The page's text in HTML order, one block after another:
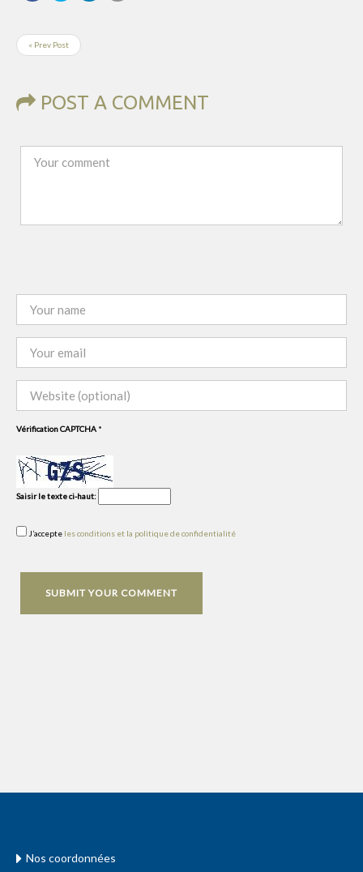
« Prev Post
POST A COMMENT
Vérification CAPTCHA *
Saisir le texte ci-haut:
J’accepte les conditions et la politique de confidentialité
Nos coordonnées